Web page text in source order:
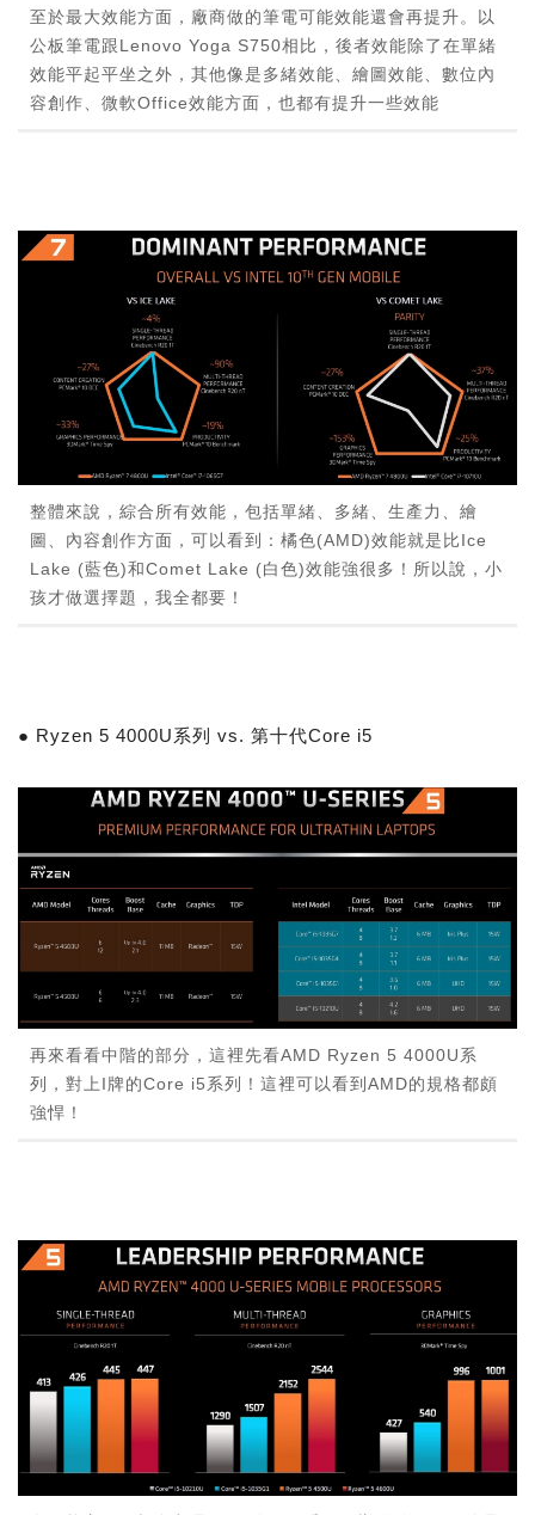
至於最大效能方面，廠商做的筆電可能效能還會再提升。以
公板筆電跟Lenovo Yoga S750相比，後者效能除了在單緒
效能平起平坐之外，其他像是多緒效能、繪圖效能、數位內
容創作、微軟Office效能方面，也都有提升一些效能
整體來說，綜合所有效能，包括單緒、多緒、生產力、繪
圖、內容創作方面，可以看到：橘色(AMD)效能就是比Ice
Lake (藍色)和Comet Lake (白色)效能強很多！所以說，小
孩才做選擇題，我全都要！
● Ryzen 5 4000U系列 vs. 第十代Core i5
再來看看中階的部分，這裡先看AMD Ryzen 5 4000U系
列，對上I牌的Core i5系列！這裡可以看到AMD的規格都頗
強悍！